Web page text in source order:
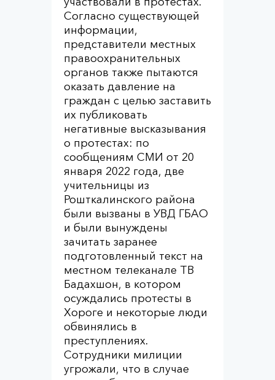
Согласно существующей
информации,
представители местных
правоохранительных
органов также пытаются
оказать давление на
граждан с целью заставить
их публиковать
негативные высказывания
о протестах: по
сообщениям СМИ от 20
января 2022 года, две
учительницы из
Рошткалинского района
были вызваны в УВД ГБАО
и были вынуждены
зачитать заранее
подготовленный текст на
местном телеканале ТВ
Бадахшон, в котором
осуждались протесты в
Хороге и некоторые люди
обвинялись в
преступлениях.
Сотрудники милиции
угрожали, что в случае